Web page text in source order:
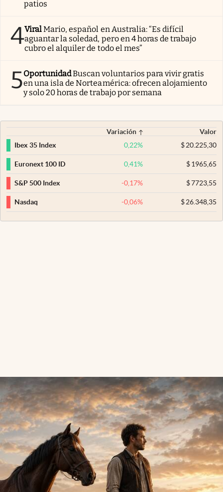
patios
4ViralMario, español en Australia: “Es difícil
aguantar la soledad, pero en 4 horas de trabajo
cubro el alquiler de todo el mes”
5OportunidadBuscan voluntarios para vivir gratis
en una isla de Norteamérica: ofrecen alojamiento
y solo 20 horas de trabajo por semana
Variación
Valor
Ibex 35 Index
0,22% $20.225,30
Euronext 100 ID 0,41% $1965,65
S&P 500 Index -0,17% $7723,55
Nasdaq -0,06% $26.348,35